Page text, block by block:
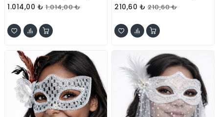
1.014,00 ₺ 1.014,00 ₺
210,60 ₺ 210,60 ₺